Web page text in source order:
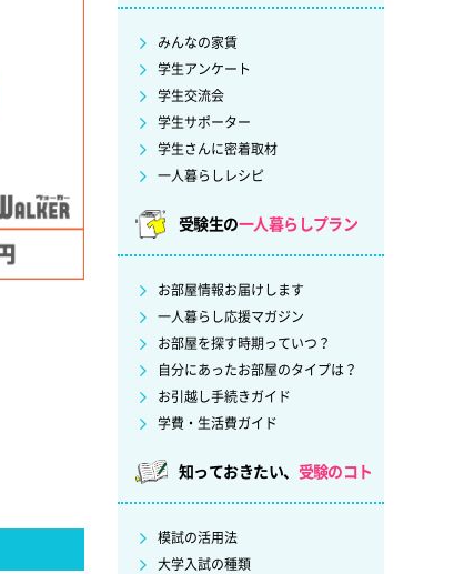
みんなの家賃
学生アンケート
学生交流会
学生サポーター
学生さんに密着取材
一人暮らしレシピ
受験生の一人暮らしプラン
お部屋情報お届けします
一人暮らし応援マガジン
お部屋を探す時期っていつ？
自分にあったお部屋のタイプは？
お引越し手続きガイド
学費・生活費ガイド
知っておきたい、 受験のコト
模試の活用法
大学入試の種類